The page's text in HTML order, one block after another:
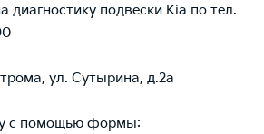
диагностику подвески Kia по тел.
ул. Сутырина, д.2а
c помощью формы: